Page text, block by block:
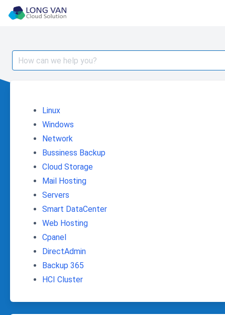
Skip
Search
for:
Linux
Windows
Network
Bussiness Backup
Cloud Storage
Mail Hosting
Servers
Smart DataCenter
Web Hosting
Cpanel
DirectAdmin
Backup 365
HCI Cluster